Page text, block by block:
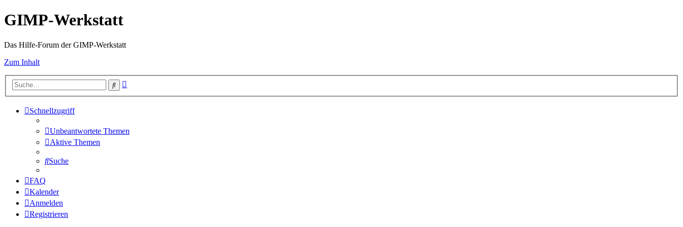
GIMP-Werkstatt
Das Hilfe-Forum der GIMP-Werkstatt
Zum Inhalt
Suche
Schnellzugriff
Unbeantwortete Themen
Aktive Themen
Suche
FAQ
Kalender
Anmelden
Registrieren